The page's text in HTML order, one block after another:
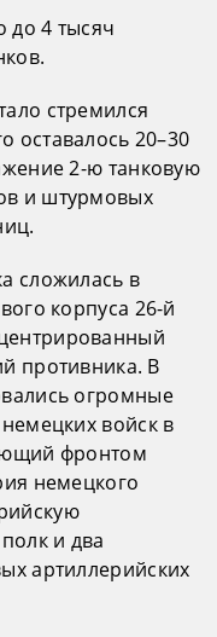
до 4 тысяч
стремился
оставалось 20–30
2-ю танковую
и штурмовых
сложилась в
корпуса 26-й
противника. В
огромные
войск в
фронтом
немецкого
и два
артиллерийских